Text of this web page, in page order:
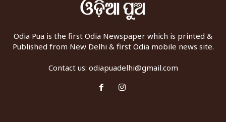
Odia Pua is the first Odia Newspaper which is printed &
Published from New Delhi & first Odia mobile news site.
Contact us: odiapuadelhi@gmail.com